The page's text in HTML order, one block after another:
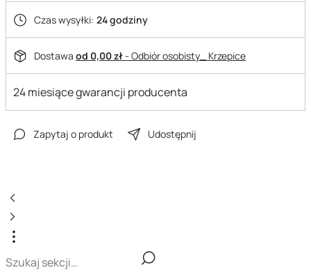
Czas wysyłki: 24 godziny
Dostawa od 0,00 zł- Odbiór osobisty_ Krzepice
24 miesiące gwarancji producenta
Zapytaj o produkt Udostępnij